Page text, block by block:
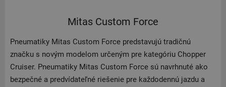
Mitas Custom Force
Pneumatiky Mitas Custom Force predstavujú tradičnú
značku s novým modelom určeným pre kategóriu Chopper
Cruiser. Pneumatiky Mitas Custom Force sú navrhnuté ako
bezpečné a predvídateľné riešenie pre každodennú jazdu a